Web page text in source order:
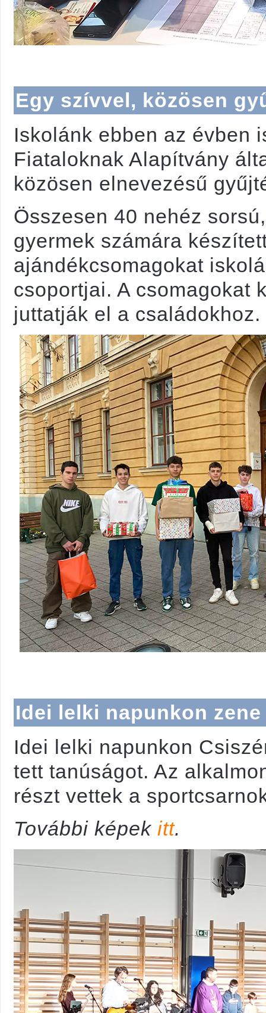
Egy szívvel, közösen
Iskolánk ebben az évben
Fiataloknak Alapítvány
közösen elnevezésű
Összesen 40 nehéz
gyermek számára
ajándékcsomagokat
csoportjai. A csomagokat
juttatják el a családokhoz.
Idei lelki napunkon
Idei lelki napunkon
tett tanúságot. Az
részt vettek a
További képek itt.